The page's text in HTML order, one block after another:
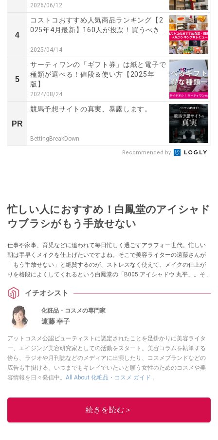
2026/06/12
4
コストコおすすめ人気商品ランキング【2
025年4月最新】160人が投票！買うべき...
2025/04/14
5
サーティワンの「ギフト券」は紙と電子で
種類が選べる！値段＆使い方【2025年
版】
2024/08/24
PR
競馬予想サイトの真実、暴露します。
BettingBreakDown
Recommended by
忙しい人におすすめ！白鳳堂のアイシャド
ウブラシがもう手放せない
仕事や家事、育児などに追われて毎日忙しく過ごすアラフォー世代。忙しい
朝は手早くメイクを仕上げたいですよね。そこで美容ライターの遠藤さんが
「もう手放せない」と絶賛するのが、ストレスなく使えて、メイクの仕上が
りを格段によくしてくれるという白鳳堂の「B005 アイシャドウ 丸平」。そ
イチオシスト
化粧品・コスメの専門家
遠藤 幸子
アットコスメ公認ビューティストに認定されたことを足掛かりに美容ライタ
ー、エイジング美容研究家としての活動をスタート。美容コラムを執筆する
傍ら、ラジオや月刊誌などのメディアに出演したり、コスメブランドなどの
広告も手掛ける。いつまでもキレイでいたいと願う女性のためのコスメや美
容情報を日々発信中。 All About 化粧品・コスメ ガイド 。
続きを読む＞